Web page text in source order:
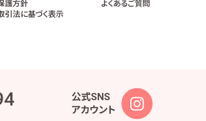
関連する業務のため
ン所定が定める各対応を実施するに当たっての個人情報保護方針の策定
護方針
よくあるご質問
引法に基づく表示
公式SNS
アカウント